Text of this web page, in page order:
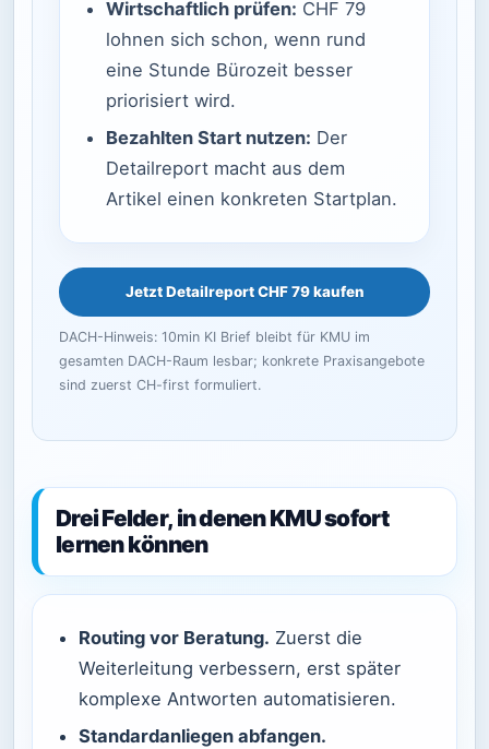
Wirtschaftlich prüfen: CHF 79
lohnen sich schon, wenn rund
eine Stunde Bürozeit besser
priorisiert wird.
Bezahlten Start nutzen: Der
Detailreport macht aus dem
Artikel einen konkreten Startplan.
Jetzt Detailreport CHF 79 kaufen
DACH-Hinweis: 10min KI Brief bleibt für KMU im
gesamten DACH-Raum lesbar; konkrete Praxisangebote
sind zuerst CH-first formuliert.
Drei Felder, in denen KMU sofort
lernen können
Routing vor Beratung. Zuerst die
Weiterleitung verbessern, erst später
komplexe Antworten automatisieren.
Standardanliegen abfangen.